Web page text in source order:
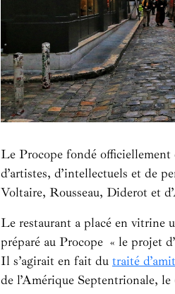
Le Procope fondé officiellement
d’artistes, d’intellectuels et de
Voltaire, Rousseau, Diderot et
Le restaurant a placé en vitrine
préparé au Procope « le projet
Il s’agirait en fait du traité
de l’Amérique Septentrionale,